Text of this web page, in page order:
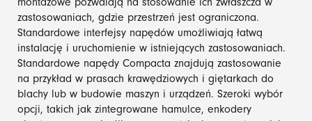
montażowe pozwalają na stosowanie ich zwłaszcza w
zastosowaniach, gdzie przestrzeń jest ograniczona.
Standardowe interfejsy napędów umożliwiają łatwą
instalację i uruchomienie w istniejących zastosowaniach.
Standardowe napędy Compacta znajdują zastosowanie
na przykład w prasach krawędziowych i giętarkach do
blachy lub w budowie maszyn i urządzeń. Szeroki wybór
opcji, takich jak zintegrowane hamulce, enkodery